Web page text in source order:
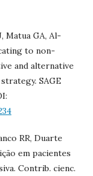
Matua GA, Al-
to non-
and alternative
SAGE
RR, Duarte
em pacientes
Contrib. cienc.